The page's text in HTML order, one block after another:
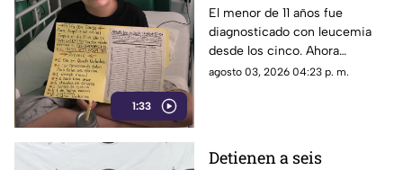
1:33
costear el trasplante de
médula del pequeño
Angelito
El menor de 11 años fue
diagnosticado con leucemia
desde los cinco. Ahora
necesita adecuar un cuarto
agosto 03, 2026 04:23 p. m.
Detienen a seis